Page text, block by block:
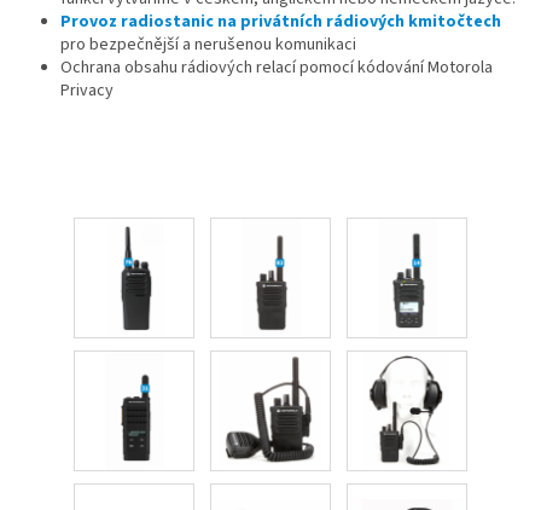
Provoz radiostanic na privátních rádiových kmitočtech
pro bezpečnější a nerušenou komunikaci
Ochrana obsahu rádiových relací pomocí kódování Motorola
Privacy